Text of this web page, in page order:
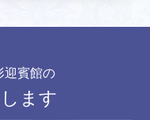
迎賓館の
ます